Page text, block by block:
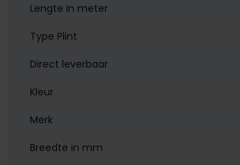
Lengte in meter
Type Plint
Direct leverbaar
Kleur
Merk
Breedte in mm